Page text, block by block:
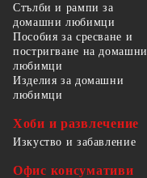
Стълби и рампи за
домашни любимци
Пособия за сресване и
постригване на домашни
любимци
Изделия за домашни
любимци
Хоби и развлечение
Изкуство и забавление
Офис консумативи